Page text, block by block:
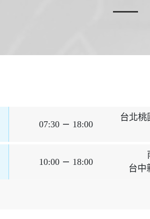
07:30 horizontal_rule 18:00
台北桃
10:00 horizontal_rule 18:00
台中